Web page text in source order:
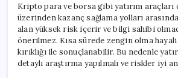
Kripto para ve borsa gibi yatırım
üzerinden kazanç sağlama yolları
alan yüksek risk içerir ve bilgi sahibi
önerilmez. Kısa sürede zengin olma
kırıklığı ile sonuçlanabilir. Bu nedenle
detaylı araştırma yapılmalı ve riskler iyi